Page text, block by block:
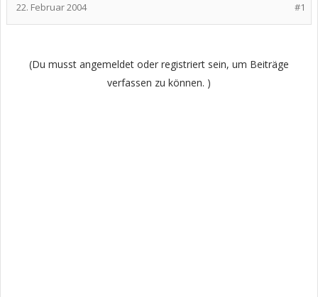
#1
22. Februar 2004
(Du musst angemeldet oder registriert sein, um Beiträge
verfassen zu können. )